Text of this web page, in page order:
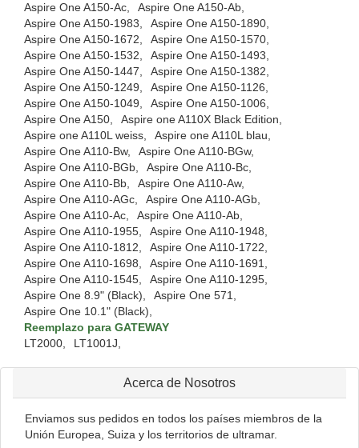
Aspire One A150-Ac,
Aspire One A150-Ab,
Aspire One A150-1983,
Aspire One A150-1890,
Aspire One A150-1672,
Aspire One A150-1570,
Aspire One A150-1532,
Aspire One A150-1493,
Aspire One A150-1447,
Aspire One A150-1382,
Aspire One A150-1249,
Aspire One A150-1126,
Aspire One A150-1049,
Aspire One A150-1006,
Aspire One A150,
Aspire one A110X Black Edition,
Aspire one A110L weiss,
Aspire one A110L blau,
Aspire One A110-Bw,
Aspire One A110-BGw,
Aspire One A110-BGb,
Aspire One A110-Bc,
Aspire One A110-Bb,
Aspire One A110-Aw,
Aspire One A110-AGc,
Aspire One A110-AGb,
Aspire One A110-Ac,
Aspire One A110-Ab,
Aspire One A110-1955,
Aspire One A110-1948,
Aspire One A110-1812,
Aspire One A110-1722,
Aspire One A110-1698,
Aspire One A110-1691,
Aspire One A110-1545,
Aspire One A110-1295,
Aspire One 8.9" (Black),
Aspire One 571,
Aspire One 10.1" (Black),
Reemplazo para GATEWAY
LT2000,
LT1001J,
Acerca de Nosotros
Enviamos sus pedidos en todos los países miembros de la
Unión Europea, Suiza y los territorios de ultramar.